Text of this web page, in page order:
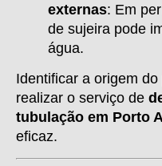
externas: Em
de sujeira pode
água.
Identificar a origem
realizar o serviço de
tubulação em Porto
eficaz.